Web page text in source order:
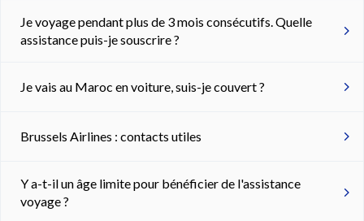
Je voyage pendant plus de 3 mois consécutifs. Quelle
assistance puis-je souscrire ?
Je vais au Maroc en voiture, suis-je couvert ?
Brussels Airlines : contacts utiles
Y a-t-il un âge limite pour bénéficier de l'assistance
voyage ?